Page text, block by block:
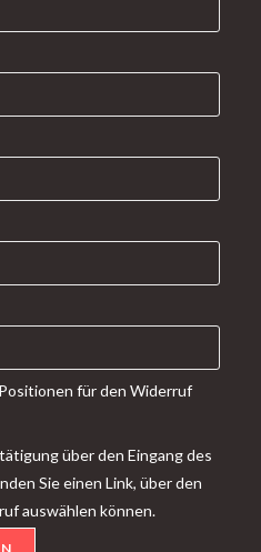
für den Widerruf
über den Eingang des
Sie einen Link, über den
auswählen können.